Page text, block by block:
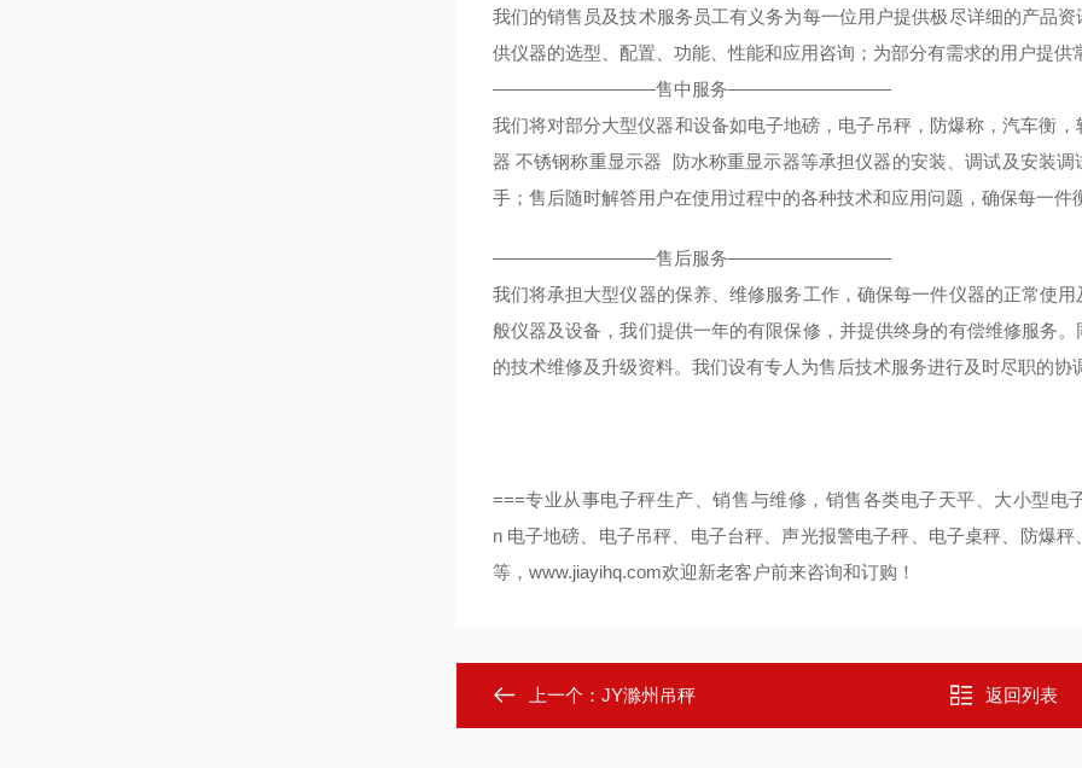
我们的销售员及技术服务员工有义务为每一位用户提供极尽详细的产品
供仪器的选型、配置、功能、性能和应用咨询；为部分有需求的用户提供
—————————售中服务—————————
我们将对部分大型仪器和设备如电子地磅，电子吊秤，防爆称，汽车衡，
器 不锈钢称重显示器 防水称重显示器等承担仪器的安装、调试及安装
手；售后随时解答用户在使用过程中的各种技术和应用问题，确保每一件
—————————售后服务—————————
我们将承担大型仪器的保养、维修服务工作，确保每一件仪器的正常使
般仪器及设备，我们提供一年的有限保修，并提供终身的有偿维修服务
的技术维修及升级资料。我们设有专人为售后技术服务进行及时尽职的协
===专业从事电子秤生产、销售与维修，销售各类电子天平、大小型电
n 电子地磅、电子吊秤、电子台秤、声光报警电子秤、电子桌秤、防爆
等， www.jiayihq.com欢迎新老客户前来咨询和订购！
上一个： JY滁州吊秤 返回列表